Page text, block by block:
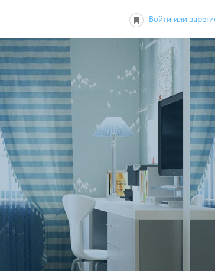
Войти или